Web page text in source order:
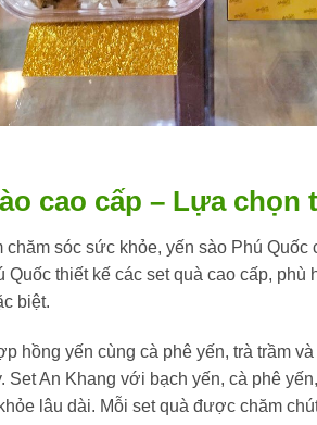
cao cấp – Lựa chọn
chăm sóc sức khỏe, yến sào Phú
Quốc thiết kế các set quà cao cấp,
biệt.
hồng yến cùng cà phê yến, trà trầm
Set An Khang với bạch yến, cà phê
lâu dài. Mỗi set quà được chăm